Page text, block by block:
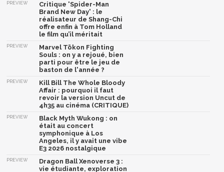
PREVIEW
Critique 'Spider-Man
Brand New Day' : le
réalisateur de Shang-Chi
offre enfin à Tom Holland
le film qu’il méritait
PREVIEW
Marvel Tōkon Fighting
Souls : on y a rejoué, bien
parti pour être le jeu de
baston de l'année ?
PREVIEW
Kill Bill The Whole Bloody
Affair : pourquoi il faut
revoir la version Uncut de
4h35 au cinéma (CRITIQUE)
PREVIEW
Black Myth Wukong : on
était au concert
symphonique à Los
Angeles, il y avait une vibe
E3 2026 nostalgique
PREVIEW
Dragon Ball Xenoverse 3 :
vie étudiante, exploration